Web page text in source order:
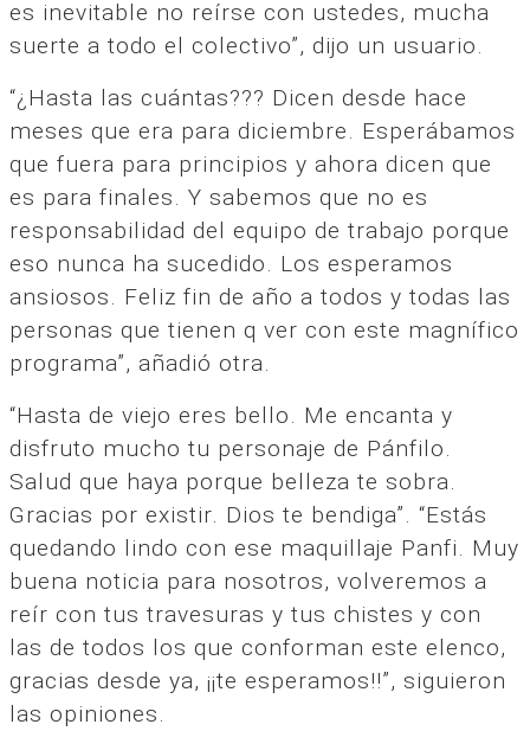
es inevitable no reírse con ustedes, mucha
suerte a todo el colectivo”, dijo un usuario.
“¿Hasta las cuántas??? Dicen desde hace
meses que era para diciembre. Esperábamos
que fuera para principios y ahora dicen que
es para finales. Y sabemos que no es
responsabilidad del equipo de trabajo porque
eso nunca ha sucedido. Los esperamos
ansiosos. Feliz fin de año a todos y todas las
personas que tienen q ver con este magnífico
programa”, añadió otra.
“Hasta de viejo eres bello. Me encanta y
disfruto mucho tu personaje de Pánfilo.
Salud que haya porque belleza te sobra.
Gracias por existir. Dios te bendiga”. “Estás
quedando lindo con ese maquillaje Panfi. Muy
buena noticia para nosotros, volveremos a
reír con tus travesuras y tus chistes y con
las de todos los que conforman este elenco,
gracias desde ya, ¡¡te esperamos!!”, siguieron
las opiniones.